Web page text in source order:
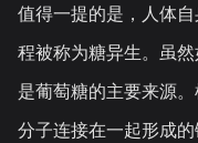
值得一提的是，人体
程被称为糖异生。虽
是葡萄糖的主要来源
分子连接在一起形成